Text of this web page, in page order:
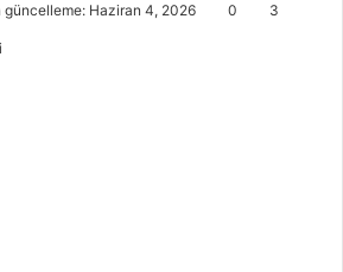
güncelleme: Haziran 4, 2026 0 3